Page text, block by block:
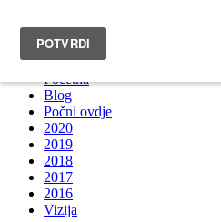
INFO@BRUNOBOKSIC.COM
Početna
Blog
Počni ovdje
2020
2019
2018
2017
2016
Vizija